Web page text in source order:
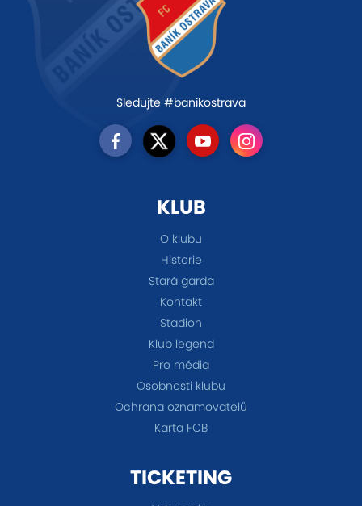
Sledujte #banikostrava
KLUB
O klubu
Historie
Stará garda
Kontakt
Stadion
Klub legend
Pro média
Osobnosti klubu
Ochrana oznamovatelů
Karta FCB
TICKETING